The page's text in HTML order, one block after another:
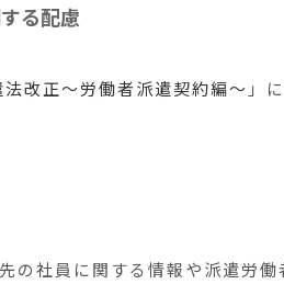
る配慮
改正～労働者派遣契約編～ 」
の社員に関する情報や派遣労